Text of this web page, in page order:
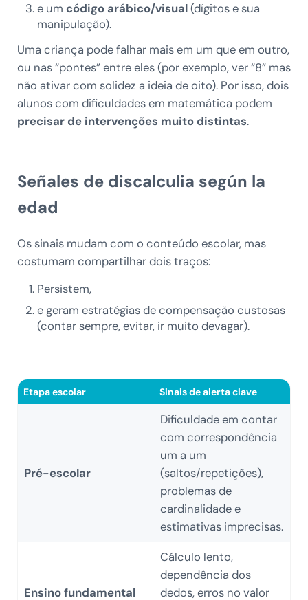
e um código arábico/visual(dígitos e sua
manipulação).
Uma criança pode falhar mais em um que em outro,
ou nas “pontes” entre eles (por exemplo, ver “8” mas
não ativar com solidez a ideia de oito). Por isso, dois
alunos com dificuldades em matemática podem
precisar de intervenções muito distintas.
Señales de discalculia según la
edad
Os sinais mudam com o conteúdo escolar, mas
costumam compartilhar dois traços:
Persistem,
e geram estratégias de compensação custosas
(contar sempre, evitar, ir muito devagar).
Etapa escolar Sinais de alerta clave
Pré-escolar
Dificuldade em contar
com correspondência
um a um
(saltos/repetições),
problemas de
cardinalidade e
estimativas imprecisas.
Ensino fundamental
Cálculo lento,
dependência dos
dedos, erros no valor